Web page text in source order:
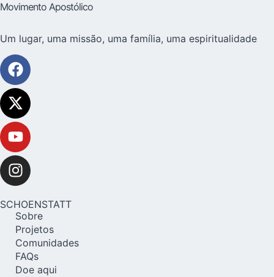
Movimento Apostólico
Um lugar, uma missão, uma família, uma espiritualidade
SCHOENSTATT
Sobre
Projetos
Comunidades
FAQs
Doe aqui